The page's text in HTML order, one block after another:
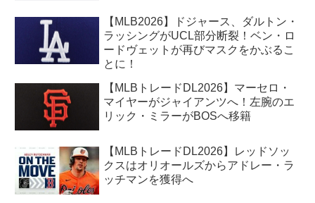
【MLB2026】ドジャース、ダルトン・
ラッシングがUCL部分断裂！ベン・ロ
ードヴェットが再びマスクをかぶるこ
とに！
【MLBトレードDL2026】マーセロ・
マイヤーがジャイアンツへ！左腕のエ
リック・ミラーがBOSへ移籍
【MLBトレードDL2026】レッドソッ
クスはオリオールズからアドレー・ラ
ッチマンを獲得へ